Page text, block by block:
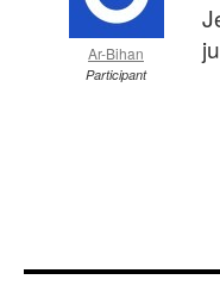
Ar-Bihan
Participant